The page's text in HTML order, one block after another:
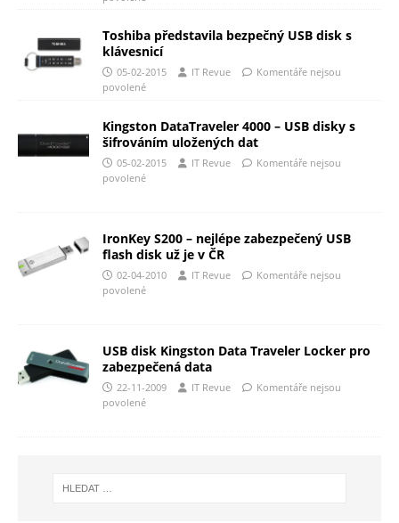
Toshiba představila bezpečný USB disk s
klávesnicí
05-02-2015 IT Revue
Komentáře nejsou
povolené
Kingston DataTraveler 4000 – USB disky s
šifrováním uložených dat
05-02-2015 IT Revue
Komentáře nejsou
povolené
IronKey S200 – nejlépe zabezpečený USB
flash disk už je v ČR
02-04-2010 IT Revue
Komentáře nejsou
povolené
USB disk Kingston Data Traveler Locker pro
zabezpečená data
22-11-2009 IT Revue
Komentáře nejsou
povolené